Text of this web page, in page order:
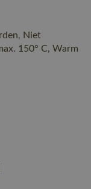
Niet
150° C, Warm